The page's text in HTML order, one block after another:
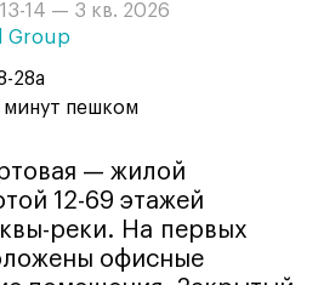
14 — 3 кв. 2026
Group
28а
минут пешком
— жилой
12-69 этажей
реки. На первых
офисные